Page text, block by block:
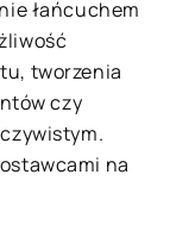
łańcuchem
tworzenia
czy
na